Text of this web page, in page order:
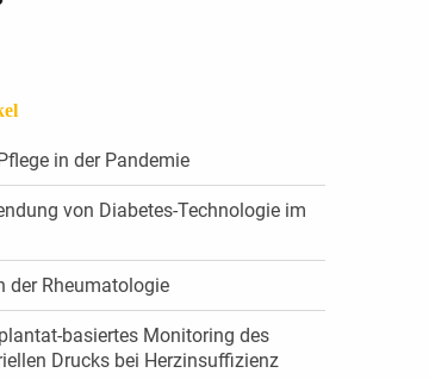
in der ­Pandemie
von Diabetes-Technologie im
der Rheumatologie
basiertes Monitoring des
Drucks bei Herzinsuffizienz